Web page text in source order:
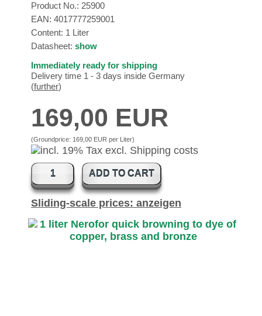
Product No.: 25900
EAN: 4017777259001
Content: 1 Liter
Datasheet: show
Immediately ready for shipping
Delivery time 1 - 3 days inside Germany
(further)
169,00 EUR
(Groundprice: 169,00 EUR per Liter)
ADD TO CART
Sliding-scale prices: anzeigen